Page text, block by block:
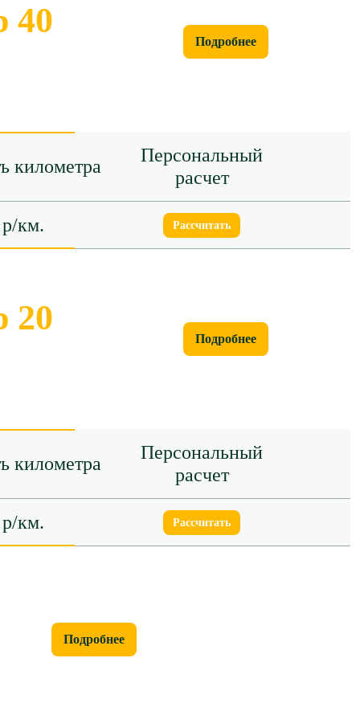
40
Подробнее
километра
Персональный
расчет
км. Рассчитать
20
Подробнее
километра
Персональный
расчет
км. Рассчитать
Подробнее